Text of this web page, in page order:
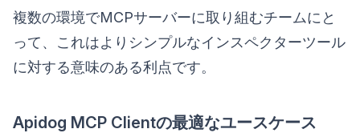
複数の環境でMCPサーバーに取り組むチームにと
って、これはよりシンプルなインスペクターツール
に対する意味のある利点です。
Apidog MCP Clientの最適なユースケース